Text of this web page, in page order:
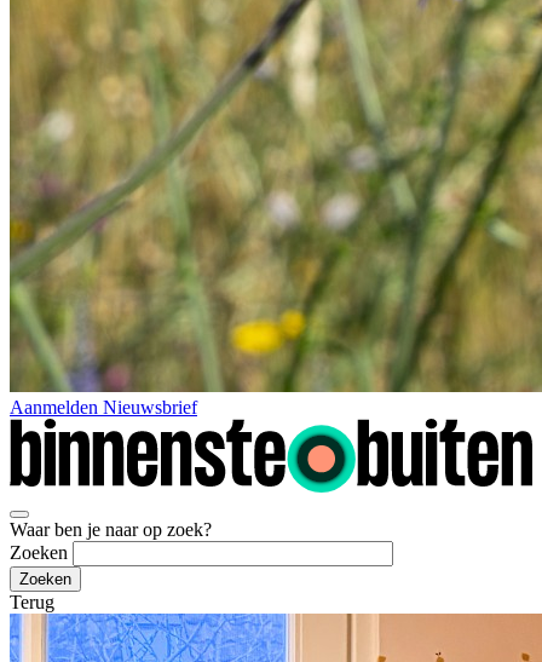
Aanmelden Nieuwsbrief
Waar ben je naar op zoek?
Zoeken
Terug